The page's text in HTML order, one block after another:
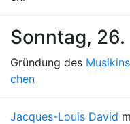
Sonntag,
Gründung des
chen
Jacques-Louis David